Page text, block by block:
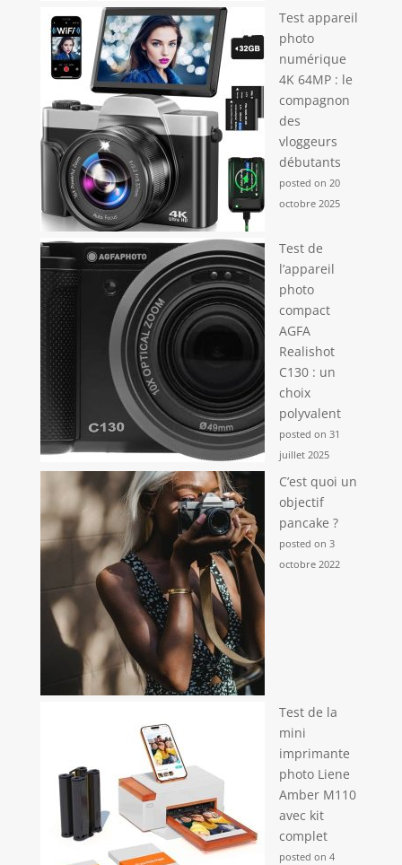
Test appareil
photo
numérique
4K 64MP : le
compagnon
des
vloggeurs
débutants
posted on 20
octobre 2025
Test de
l’appareil
photo
compact
AGFA
Realishot
C130 : un
choix
polyvalent
posted on 31
juillet 2025
C’est quoi un
objectif
pancake ?
posted on 3
octobre 2022
Test de la
mini
imprimante
photo Liene
Amber M110
avec kit
complet
posted on 4